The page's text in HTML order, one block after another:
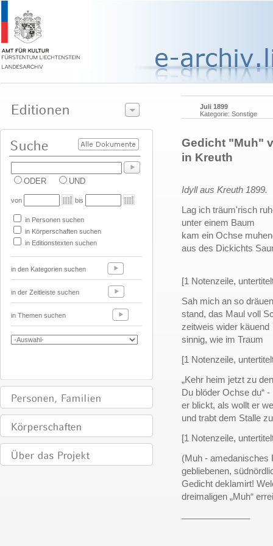
ODER UND
von bis
in Personen suchen
in Körperschaften suchen
in Editionstexten suchen
in den Kategorien suchen
in der Zeitleiste suchen
in Themen suchen
Juli 1899
Kategorie: Sonstige
Gedicht "Muh"
in Kreuth
Idyll aus Kreuth 1899.
Lag ich träum'risch
unter einem Baum
kam ein Ochse
aus des Dickichts
[1 Notenzeile,
Sah mich an so
stand, das Maul voll
zeitweis wider käuend
sinnig, wie im Traum
[1 Notenzeile,
„Kehr heim jetzt zu
Du blöder Ochse du“ -
er blickt, als wollt er
und trabt dem Stalle
[1 Notenzeile,
(Muh - amedanisches
gebliebenen,
Gedicht deklamirt!
dreimaligen „Muh“